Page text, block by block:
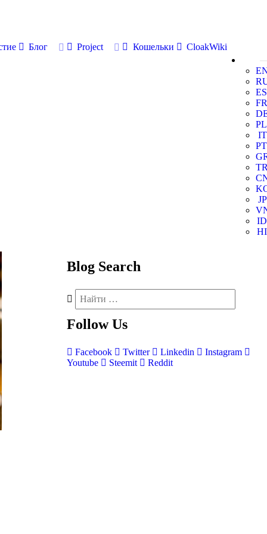
Блог Project Кошельки
CloakWiki
ES
FR
PL
IT
PT
JP
ID
HI
Blog Search
Follow Us
Facebook Twitter Linkedin
Instagram
Youtube
Steemit Reddit